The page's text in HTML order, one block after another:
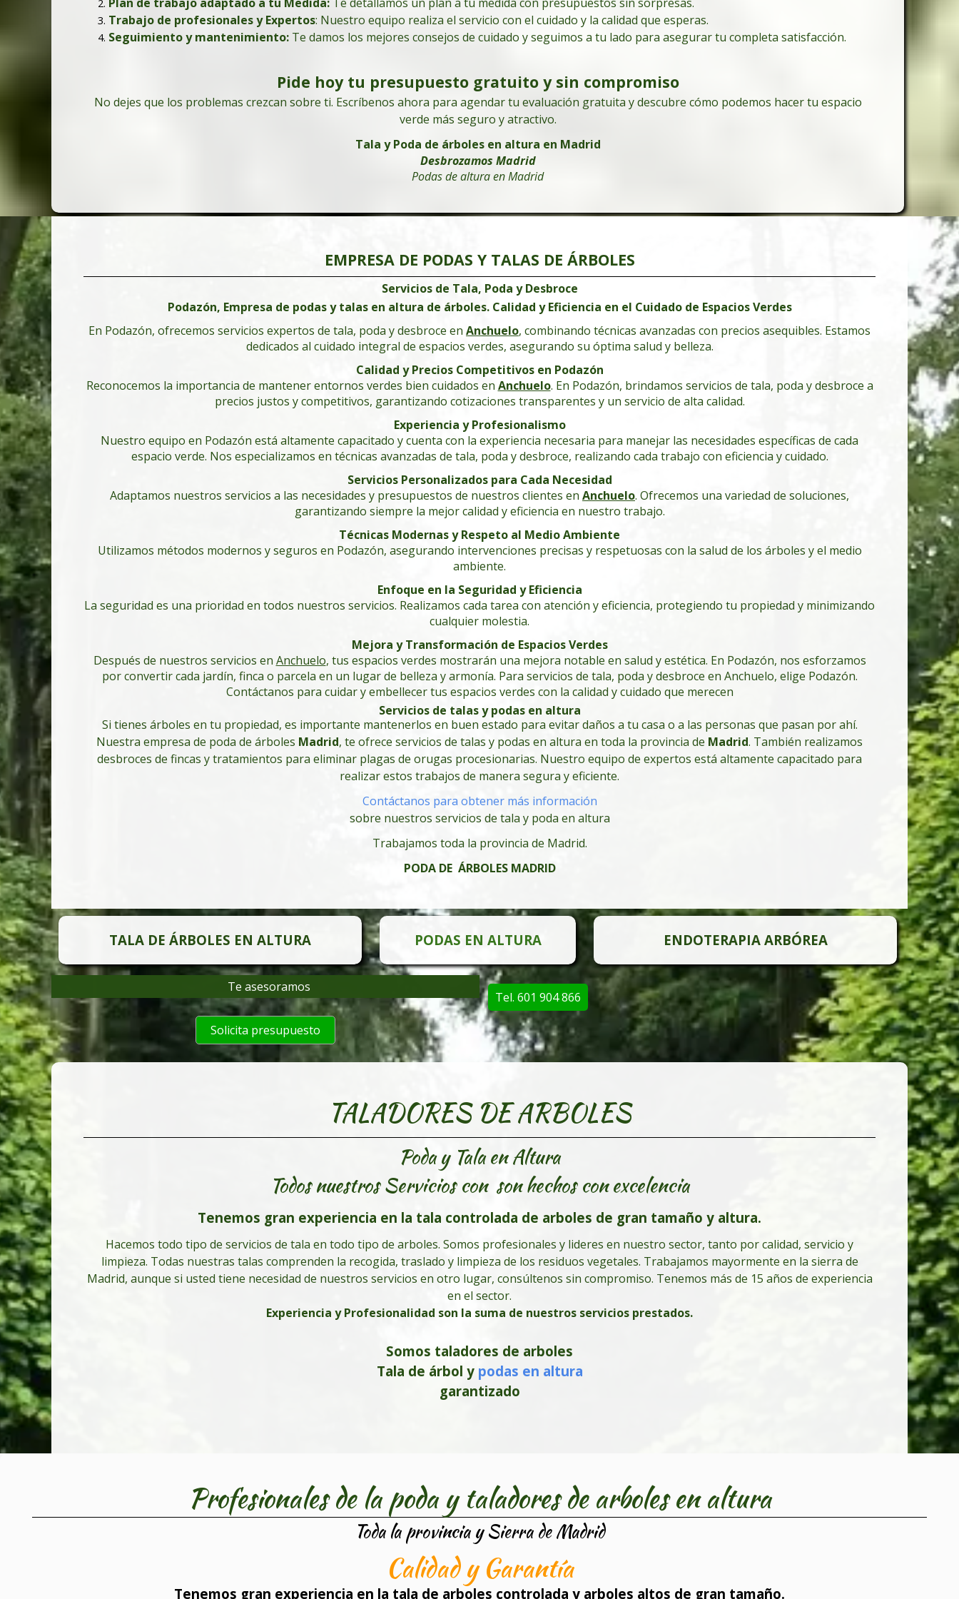
Trabajo de profesionales y Expertos: Nuestro equipo realiza el servicio con el cuidado y la calidad que esperas.
Seguimiento y mantenimiento: Te damos los mejores consejos de cuidado y seguimos a tu lado para asegurar tu completa satisfacción.
Pide hoy tu presupuesto gratuito y sin compromiso
No dejes que los problemas crezcan sobre ti. Escríbenos ahora para agendar tu evaluación gratuita y descubre cómo podemos hacer tu espacio
verde más seguro y atractivo.
Tala y Poda de árboles en altura en Madrid
Desbrozamos Madrid
Podas de altura en Madrid
Pide tu presupuesto gratuito y sin compromiso
601 904 866
601 904 866
Árboles de gran alturaÁrboles de gran altura
Poda de árboles en Madrid
EMPRESA DE PODAS Y TALAS DE ÁRBOLES
Servicios de Tala, Poda y Desbroce
Podazón, Empresa de podas y talas en altura de árboles. Calidad y Eficiencia en el Cuidado de Espacios Verdes
En Podazón, ofrecemos servicios expertos de tala, poda y desbroce en Anchuelo, combinando técnicas avanzadas con precios asequibles. Estamos
dedicados al cuidado integral de espacios verdes, asegurando su óptima salud y belleza.
Calidad y Precios Competitivos en Podazón
Reconocemos la importancia de mantener entornos verdes bien cuidados en Anchuelo. En Podazón, brindamos servicios de tala, poda y desbroce a
precios justos y competitivos, garantizando cotizaciones transparentes y un servicio de alta calidad.
Experiencia y Profesionalismo
Nuestro equipo en Podazón está altamente capacitado y cuenta con la experiencia necesaria para manejar las necesidades específicas de cada
espacio verde. Nos especializamos en técnicas avanzadas de tala, poda y desbroce, realizando cada trabajo con eficiencia y cuidado.
Servicios Personalizados para Cada Necesidad
Adaptamos nuestros servicios a las necesidades y presupuestos de nuestros clientes en Anchuelo. Ofrecemos una variedad de soluciones,
garantizando siempre la mejor calidad y eficiencia en nuestro trabajo.
Técnicas Modernas y Respeto al Medio Ambiente
Utilizamos métodos modernos y seguros en Podazón, asegurando intervenciones precisas y respetuosas con la salud de los árboles y el medio
ambiente.
Enfoque en la Seguridad y Eficiencia
La seguridad es una prioridad en todos nuestros servicios. Realizamos cada tarea con atención y eficiencia, protegiendo tu propiedad y minimizando
cualquier molestia.
Mejora y Transformación de Espacios Verdes
Después de nuestros servicios en Anchuelo, tus espacios verdes mostrarán una mejora notable en salud y estética. En Podazón, nos esforzamos
por convertir cada jardín, finca o parcela en un lugar de belleza y armonía. Para servicios de tala, poda y desbroce en Anchuelo, elige Podazón.
Contáctanos para cuidar y embellecer tus espacios verdes con la calidad y cuidado que merecen
Servicios de talas y podas en altura
Si tienes árboles en tu propiedad, es importante mantenerlos en buen estado para evitar daños a tu casa o a las personas que pasan por ahí.
Nuestra empresa de poda de árboles Madrid, te ofrece servicios de talas y podas en altura en toda la provincia de Madrid. También realizamos
desbroces de fincas y tratamientos para eliminar plagas de orugas procesionarias. Nuestro equipo de expertos está altamente capacitado para
realizar estos trabajos de manera segura y eficiente.
Contáctanos para obtener más información
sobre nuestros servicios de tala y poda en altura
Trabajamos toda la provincia de Madrid.
PODA DE ÁRBOLES MADRID
TALA DE ÁRBOLES EN ALTURA PODAS EN ALTURA ENDOTERAPIA ARBÓREA
Tel. 601 904 866
Te asesoramos
Solicita presupuesto
TALADORES DE ARBOLES
Poda y Tala en Altura
Todos nuestros Servicios con son hechos con excelencia
Tenemos gran experiencia en la tala controlada de arboles de gran tamaño y altura.
Hacemos todo tipo de servicios de tala en todo tipo de arboles. Somos profesionales y lideres en nuestro sector, tanto por calidad, servicio y
limpieza. Todas nuestras talas comprenden la recogida, traslado y limpieza de los residuos vegetales. Trabajamos mayormente en la sierra de
Madrid, aunque si usted tiene necesidad de nuestros servicios en otro lugar, consúltenos sin compromiso. Tenemos más de 15 años de experiencia
en el sector.
Experiencia y Profesionalidad son la suma de nuestros servicios prestados.
Somos taladores de arboles
Tala de árbol y podas en altura
garantizado
Profesionales de la poda y taladores de arboles en altura
Toda la provincia y Sierra de Madrid
Calidad y Garantía
Tenemos gran experiencia en la tala de arboles controlada y arboles altos de gran tamaño.